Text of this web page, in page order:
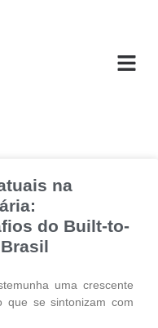
na
do Built-to-
uma crescente
que se sintonizam com